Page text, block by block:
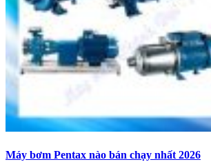
Máy bơm Pentax nào bán chạy nhất 2026